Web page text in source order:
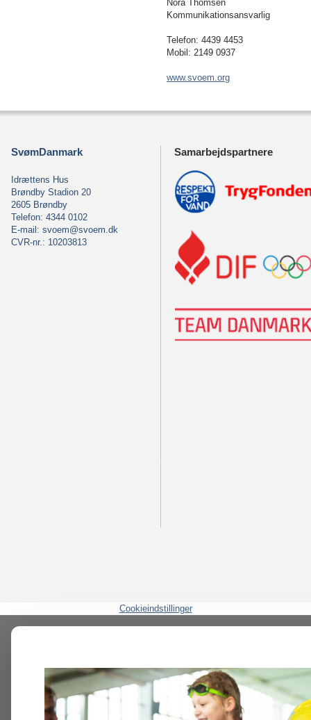
Nora Thomsen
Kommunikationsansvarlig
Telefon: 4439 4453
Mobil: 2149 0937
www.svoem.org
SvømDanmark
Idrættens Hus
Brøndby Stadion 20
2605 Brøndby
Telefon: 4344 0102
E-mail: svoem@svoem.dk
CVR-nr.: 10203813
Samarbejdspartnere
Cookieindstillinger